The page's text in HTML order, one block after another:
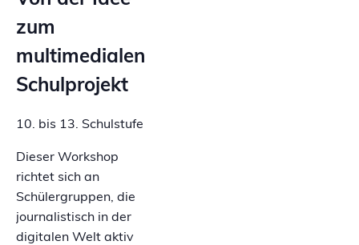
zum
multimedialen
Schulprojekt
10. bis 13. Schulstufe
Dieser Workshop
richtet sich an
Schülergruppen, die
journalistisch in der
digitalen Welt aktiv